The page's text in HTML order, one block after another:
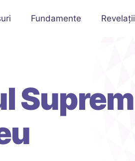
Fundamente Revelații
Suprem